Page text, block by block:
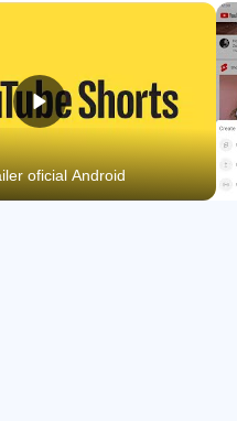
Explorar con
Herramientas para
en vivo.
Inicio con
oficial Android